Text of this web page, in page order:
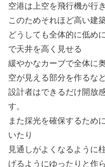
空港は上空を飛行機が行
このためそれほど高い建
どうしても全体的に低め
で天井を高く見せる
緩やかなカーブで全体に
空が見える部分を作るな
設計者はできるだけ開放
す。
また採光を確保するため
いたり
見通しがよくなるように
げるようにゆったりと作